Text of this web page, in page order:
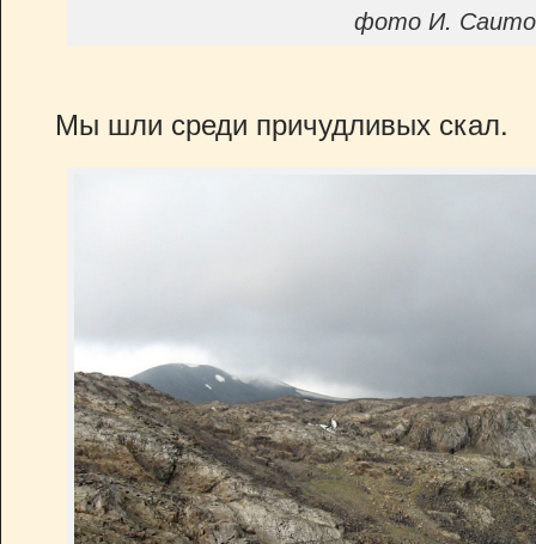
фото И.
Мы шли среди причудливых скал.